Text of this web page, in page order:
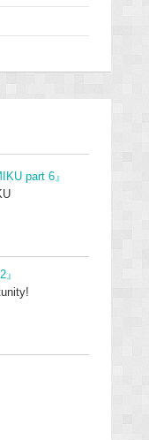
part 6』